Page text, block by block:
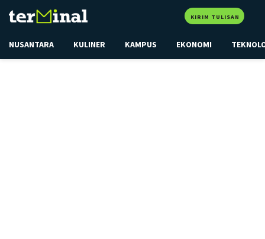
KIRIM TULISAN
NUSANTARA KULINER KAMPUS EKONOMI